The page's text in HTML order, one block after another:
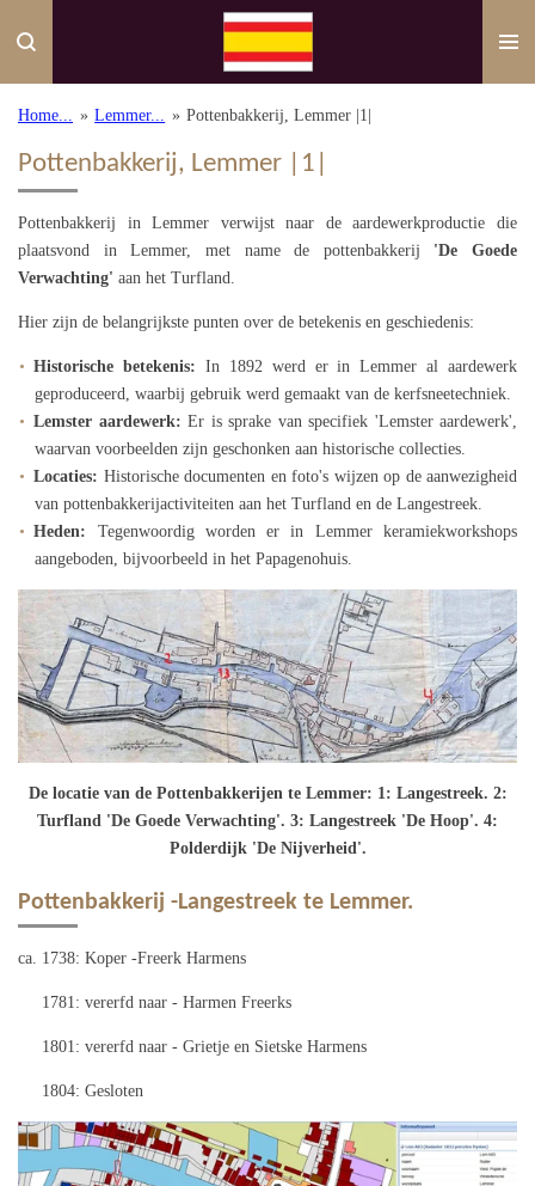
direct
de
Home... » Lemmer... » Pottenbakkerij, Lemmer |1|
Pottenbakkerij, Lemmer |1|
Pottenbakkerij in Lemmer verwijst naar de aardewerkproductie die
plaatsvond in Lemmer, met name de pottenbakkerij
'De Goede
Verwachting' aan het Turfland.
Hier zijn de belangrijkste punten over de betekenis en geschiedenis:
Historische betekenis:
In 1892 werd er in Lemmer al aardewerk
geproduceerd, waarbij gebruik werd gemaakt van de kerfsneetechniek.
Lemster aardewerk: Er is sprake van specifiek 'Lemster aardewerk',
waarvan voorbeelden zijn geschonken aan historische collecties.
Locaties: Historische documenten en foto's wijzen op de aanwezigheid
van pottenbakkerijactiviteiten aan het Turfland en de Langestreek.
Heden:
Tegenwoordig worden er in Lemmer keramiekworkshops
aangeboden, bijvoorbeeld in het Papagenohuis.
De locatie van de Pottenbakkerijen te Lemmer: 1: Langestreek. 2:
Turfland 'De Goede Verwachting'. 3: Langestreek 'De Hoop'. 4:
Polderdijk 'De Nijverheid'.
Pottenbakkerij -Langestreek te Lemmer.
ca. 1738: Koper -Freerk Harmens
1781: vererfd naar - Harmen Freerks
1801: vererfd naar - Grietje en Sietske Harmens
1804: Gesloten